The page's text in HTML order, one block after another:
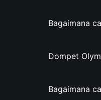
Bagaimana
Dompet
Bagaimana